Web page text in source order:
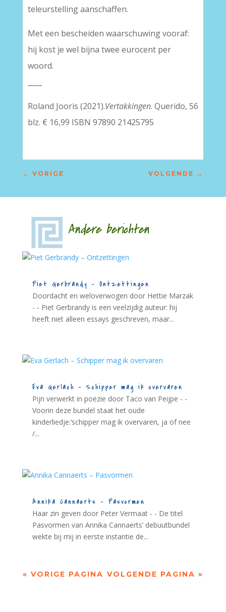
teleurstelling aanschaffen.
Met een bescheiden waarschuwing vooraf:
hij kost je wel bijna twee eurocent per
woord.
Roland Jooris (2021).Vertakkingen. Querido, 56
blz. € 16,99 ISBN 97890 21425795
← VORIGE VOLGENDE →
Andere berichten
Piet Gerbrandy – Ontzettingen
Doordacht en weloverwogen door Hettie Marzak
- - Piet Gerbrandy is een veelzijdig auteur: hij
heeft niet alleen essays geschreven, maar...
Eva Gerlach – Schipper mag ik overvaren
Pijn verwerkt in poëzie door Taco van Peijpe - -
Voorin deze bundel staat het oude
kinderliedje:‘schipper mag ik overvaren, ja of nee
/...
Annika Cannaerts – Pasvormen
Haar zin geven door Peter Vermaat - - De titel
Pasvormen van Annika Cannaerts’ debuutbundel
wekte bij mij in eerste instantie de...
« VORIGE PAGINA VOLGENDE PAGINA »